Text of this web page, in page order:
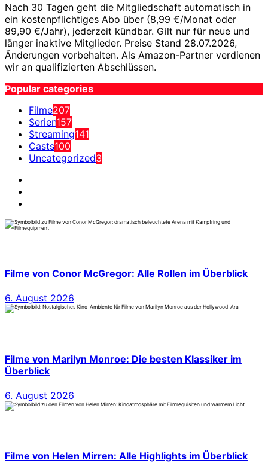
Nach 30 Tagen geht die Mitgliedschaft automatisch in
ein kostenpflichtiges Abo über (8,99 €/Monat oder
89,90 €/Jahr), jederzeit kündbar. Gilt nur für neue und
länger inaktive Mitglieder. Preise Stand 28.07.2026,
Änderungen vorbehalten. Als Amazon-Partner verdienen
wir an qualifizierten Abschlüssen.
Popular categories
Filme207
Serien157
Streaming141
Casts100
Uncategorized3
Filme von Conor McGregor: Alle Rollen im Überblick
6. August 2026
Filme von Marilyn Monroe: Die besten Klassiker im
Überblick
6. August 2026
Filme von Helen Mirren: Alle Highlights im Überblick